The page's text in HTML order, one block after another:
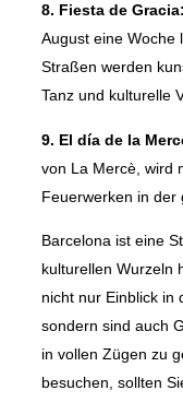
8. Fiesta de Gracia:
August eine Woche
Straßen werden
Tanz und kulturelle
9. El día de la
von La Mercè, wird
Feuerwerken in der
Barcelona ist eine
kulturellen Wurzeln
nicht nur Einblick in
sondern sind auch
in vollen Zügen zu
besuchen, sollten